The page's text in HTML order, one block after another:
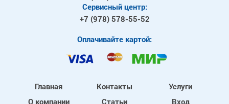
Сервисный центр:
+7 (978) 578-55-52
Оплачивайте картой:
Главная
О компании
Контакты
Статьи
Услуги
Вход